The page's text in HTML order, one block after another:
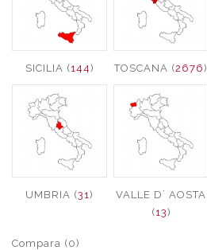
SICILIA (144) TOSCANA (2676)
UMBRIA (31 )
VALLE D´ AOSTA
(13)
Compara (0)